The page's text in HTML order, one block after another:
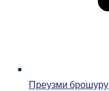
Преузми брошуру